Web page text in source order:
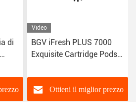
di
Video
BGV iFresh PLUS 7000
Exquisite Cartridge Pods
alta resistenza 0,8 Ohm
Ottieni il miglior prezzo